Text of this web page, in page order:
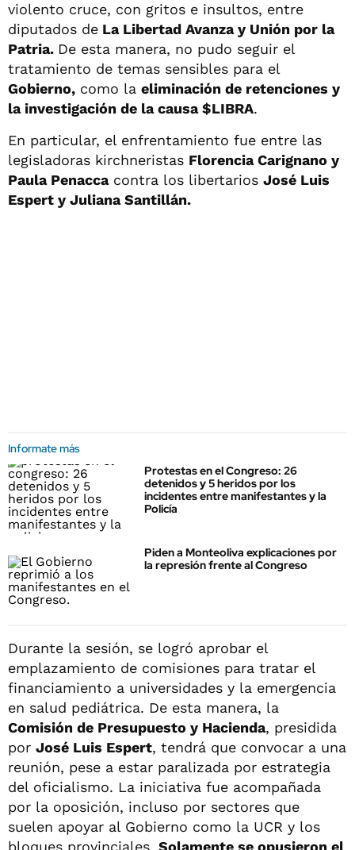
violento cruce, con gritos e insultos, entre
diputados de La Libertad Avanza y Unión por la
Patria. De esta manera, no pudo seguir el
tratamiento de temas sensibles para el
Gobierno, como la eliminación de retenciones y
la investigación de la causa $LIBRA.
En particular, el enfrentamiento fue entre las
legisladoras kirchneristas Florencia Carignano y
Paula Penaccacontra los libertarios José Luis
Espert y Juliana Santillán.
Informate más
Protestas en el Congreso: 26
detenidos y 5 heridos por los
incidentes entre manifestantes y la
Policía
Piden a Monteoliva explicaciones por
la represión frente al Congreso
Durante la sesión, se logró aprobar el
emplazamiento de comisiones para tratar el
financiamiento a universidades y la emergencia
en salud pediátrica. De esta manera, la
Comisión de Presupuesto y Hacienda, presidida
por José Luis Espert, tendrá que convocar a una
reunión, pese a estar paralizada por estrategia
del oficialismo. La iniciativa fue acompañada
por la oposición, incluso por sectores que
suelen apoyar al Gobierno como la UCR y los
bloques provinciales. Solamente se opusieron el